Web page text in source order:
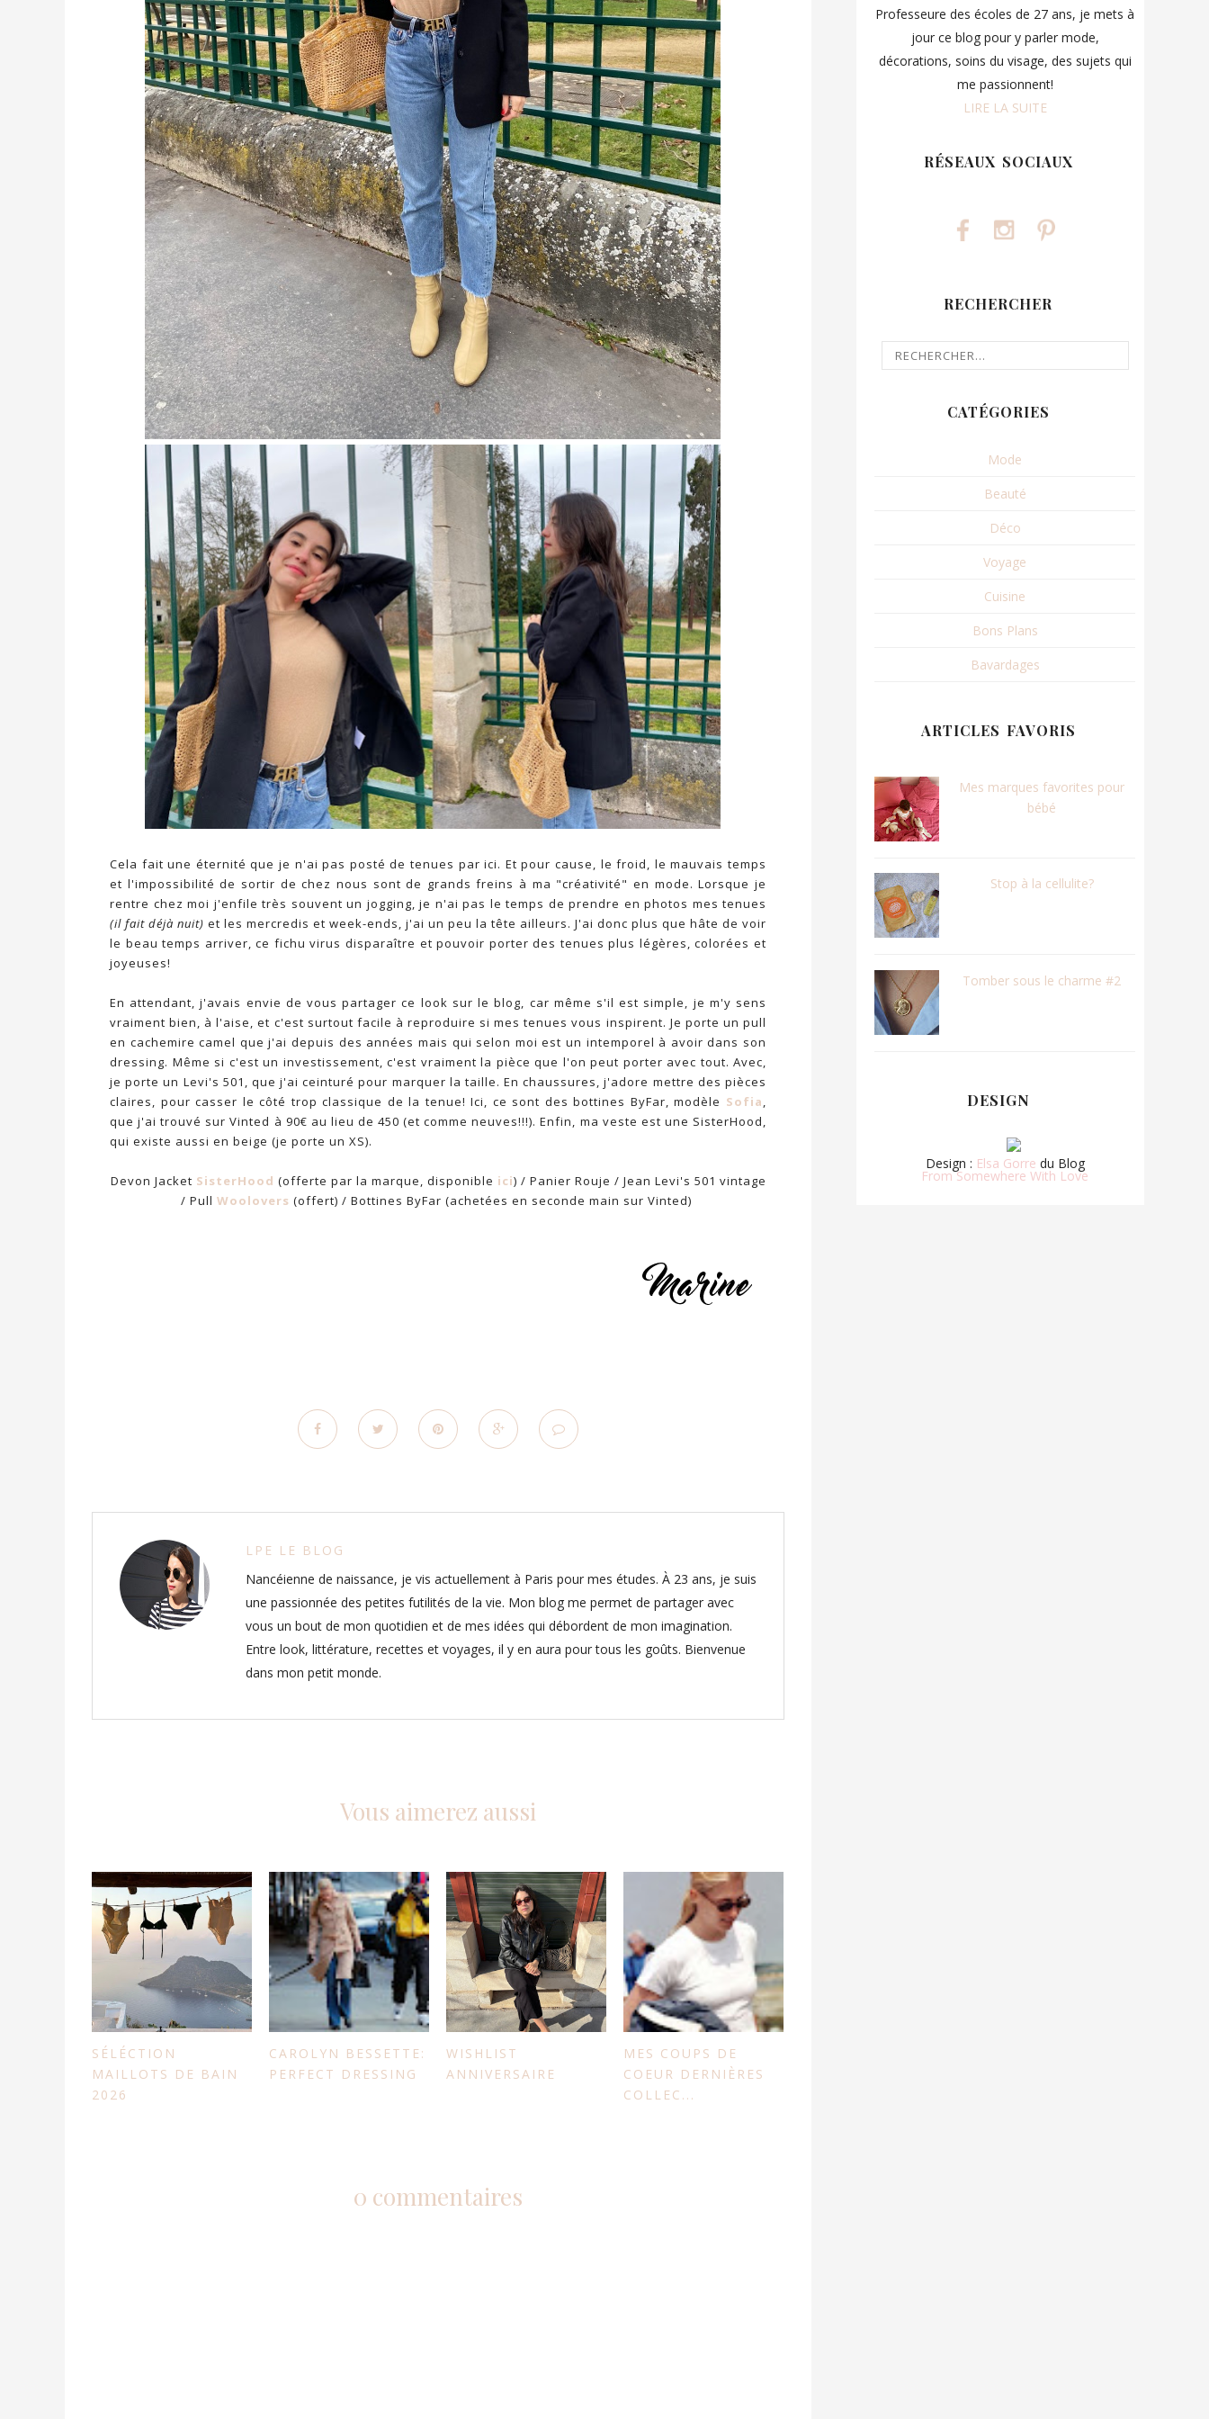
Cela fait une éternité que je n'ai pas posté de tenues par ici. Et pour cause, le froid, le mauvais temps
et l'impossibilité de sortir de chez nous sont de grands freins à ma "créativité" en mode. Lorsque je
rentre chez moi j'enfile très souvent un jogging, je n'ai pas le temps de prendre en photos mes tenues
(il fait déjà nuit) et les mercredis et week-ends, j'ai un peu la tête ailleurs. J'ai donc plus que hâte de voir
le beau temps arriver, ce fichu virus disparaître et pouvoir porter des tenues plus légères, colorées et
joyeuses!
En attendant, j'avais envie de vous partager ce look sur le blog, car même s'il est simple, je m'y sens
vraiment bien, à l'aise, et c'est surtout facile à reproduire si mes tenues vous inspirent. Je porte un pull
en cachemire camel que j'ai depuis des années mais qui selon moi est un intemporel à avoir dans son
dressing. Même si c'est un investissement, c'est vraiment la pièce que l'on peut porter avec tout. Avec,
je porte un Levi's 501, que j'ai ceinturé pour marquer la taille. En chaussures, j'adore mettre des pièces
claires, pour casser le côté trop classique de la tenue! Ici, ce sont des bottines ByFar, modèle Sofia,
que j'ai trouvé sur Vinted à 90€ au lieu de 450 (et comme neuves!!!). Enfin, ma veste est une SisterHood,
qui existe aussi en beige (je porte un XS).
Devon Jacket SisterHood (offerte par la marque, disponible ici) / Panier Rouje / Jean Levi's 501 vintage
/ Pull Woolovers (offert) / Bottines ByFar (achetées en seconde main sur Vinted)
LPE LE BLOG
Nancéienne de naissance, je vis actuellement à Paris pour mes études. À 23 ans, je suis
une passionnée des petites futilités de la vie. Mon blog me permet de partager avec
vous un bout de mon quotidien et de mes idées qui débordent de mon imagination.
Entre look, littérature, recettes et voyages, il y en aura pour tous les goûts. Bienvenue
dans mon petit monde.
Vous aimerez aussi
SÉLÉCTION
MAILLOTS DE BAIN
2026
CAROLYN BESSETTE:
PERFECT DRESSING
WISHLIST
ANNIVERSAIRE
MES COUPS DE
COEUR DERNIÈRES
COLLEC...
0 commentaires
Professeure des écoles de 27 ans, je mets à
jour ce blog pour y parler mode,
décorations, soins du visage, des sujets qui
me passionnent!
LIRE LA SUITE
RÉSEAUX SOCIAUX
RECHERCHER
CATÉGORIES
Mode
Beauté
Déco
Voyage
Cuisine
Bons Plans
Bavardages
ARTICLES FAVORIS
Mes marques favorites pour
bébé
Stop à la cellulite?
Tomber sous le charme #2
DESIGN
Design : Elsa Gorre du Blog
From Somewhere With Love